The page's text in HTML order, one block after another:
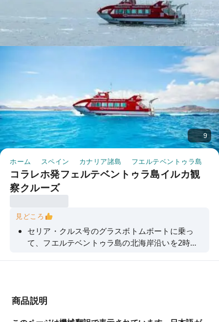
9
ホーム スペイン カナリア諸島 フエルテベントゥラ島
コラレホ発フェルテベントゥラ島イルカ観
察クルーズ
見どころ
セリア・クルス号のグラスボトムボートに乗っ
て、フエルテベントゥラ島の北海岸沿いを2時間
喫できます。そして、クルーズの後は、コラレホ
商品説明